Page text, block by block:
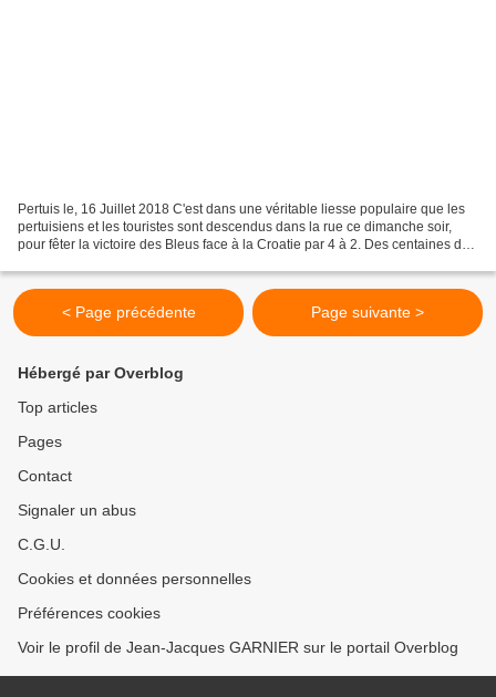
Pertuis le, 16 Juillet 2018 C'est dans une véritable liesse populaire que les
pertuisiens et les touristes sont descendus dans la rue ce dimanche soir,
pour fêter la victoire des Bleus face à la Croatie par 4 à 2. Des centaines de
< Page précédente Page suivante >
Hébergé par Overblog
Top articles
Pages
Contact
Signaler un abus
C.G.U.
Cookies et données personnelles
Préférences cookies
Voir le profil de Jean-Jacques GARNIER sur le portail Overblog